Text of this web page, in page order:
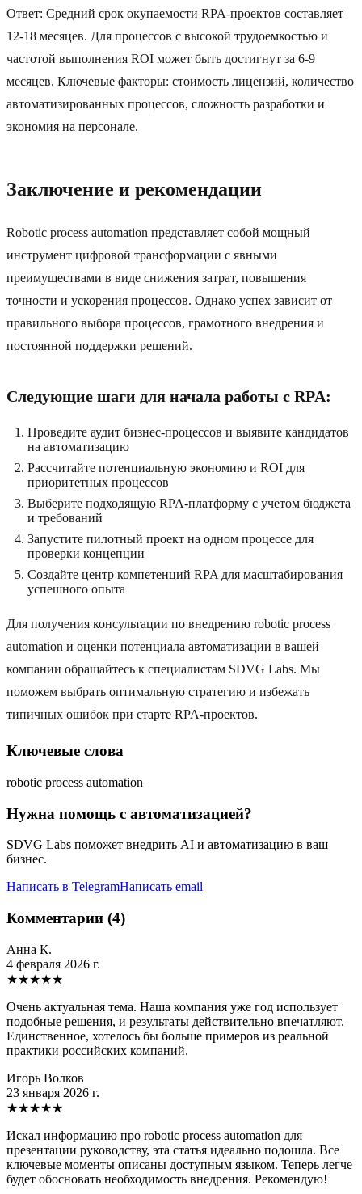
Ответ: Средний срок окупаемости RPA-проектов составляет
12-18 месяцев. Для процессов с высокой трудоемкостью и
частотой выполнения ROI может быть достигнут за 6-9
месяцев. Ключевые факторы: стоимость лицензий, количество
автоматизированных процессов, сложность разработки и
экономия на персонале.
Заключение и рекомендации
Robotic process automation представляет собой мощный
инструмент цифровой трансформации с явными
преимуществами в виде снижения затрат, повышения
точности и ускорения процессов. Однако успех зависит от
правильного выбора процессов, грамотного внедрения и
постоянной поддержки решений.
Следующие шаги для начала работы с RPA:
Проведите аудит бизнес-процессов и выявите кандидатов
на автоматизацию
Рассчитайте потенциальную экономию и ROI для
приоритетных процессов
Выберите подходящую RPA-платформу с учетом бюджета
и требований
Запустите пилотный проект на одном процессе для
проверки концепции
Создайте центр компетенций RPA для масштабирования
успешного опыта
Для получения консультации по внедрению robotic process
automation и оценки потенциала автоматизации в вашей
компании обращайтесь к специалистам SDVG Labs. Мы
поможем выбрать оптимальную стратегию и избежать
типичных ошибок при старте RPA-проектов.
Ключевые слова
robotic process automation
Нужна помощь с автоматизацией?
SDVG Labs поможет внедрить AI и автоматизацию в ваш
бизнес.
Написать в TelegramНаписать email
Комментарии (4)
Анна К.
4 февраля 2026 г.
★★★★★
Очень актуальная тема. Наша компания уже год использует
подобные решения, и результаты действительно впечатляют.
Единственное, хотелось бы больше примеров из реальной
практики российских компаний.
Игорь Волков
23 января 2026 г.
★★★★★
Искал информацию про robotic process automation для
презентации руководству, эта статья идеально подошла. Все
ключевые моменты описаны доступным языком. Теперь легче
будет обосновать необходимость внедрения. Рекомендую!